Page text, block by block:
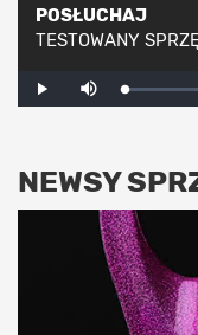
POSŁUCHAJ
TESTOWANY
Play
Loaded:
0%
Progress:
0%
NEWSY